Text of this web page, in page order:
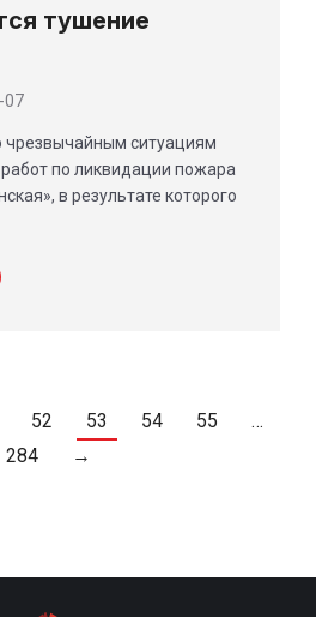
тушение
07
чрезвычайным ситуациям
по ликвидации пожара
в результате которого
52 53 54 55
…
284
→